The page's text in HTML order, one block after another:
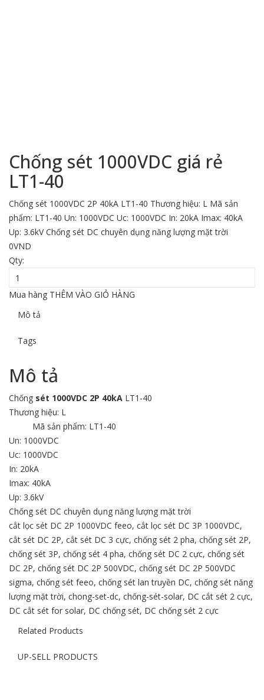
Chống sét 1000VDC giá rẻ
LT1-40
Chống sét 1000VDC 2P 40kA LT1-40 Thương hiệu: L Mã sản
phẩm: LT1-40 Un: 1000VDC Uc: 1000VDC In: 20kA Imax: 40kA
Up: 3.6kV Chống sét DC chuyên dụng năng lượng mặt trời
0VND
Qty:
Mua hàng THÊM VÀO GIỎ HÀNG
Mô tả
Tags
Mô tả
Chống sét 1000VDC 2P 40kA LT1-40
Thương hiệu: L
Mã sản phẩm: LT1-40
Un: 1000VDC
Uc: 1000VDC
In: 20kA
Imax: 40kA
Up: 3.6kV
Chống sét DC chuyên dụng năng lượng mặt trời
cắt lọc sét DC 2P 1000VDC feeo, cắt lọc sét DC 3P 1000VDC,
cắt sét DC 2P, cắt sét DC 3 cực, chống sét 2 pha, chống sét 2P,
chống sét 3P, chống sét 4 pha, chống sét DC 2 cực, chống sét
DC 2P, chống sét DC 2P 500VDC, chống sét DC 2P 500VDC
sigma, chống sét feeo, chống sét lan truyền DC, chống sét năng
lượng mặt trời, chong-set-dc, chống-sét-solar, DC cắt sét 2 cực,
DC cắt sét for solar, DC chống sét, DC chống sét 2 cực
Related Products
UP-SELL PRODUCTS